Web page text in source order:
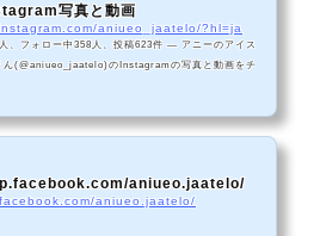
写真と動画
aniueo_jaatelo/?hl=ja
、フォロー中358人、投稿623件 ― アニーのアイス
ん(@aniueo_jaatelo)のInstagramの写真と動画をチ
aniueo.jaatelo/
aniueo.jaatelo/